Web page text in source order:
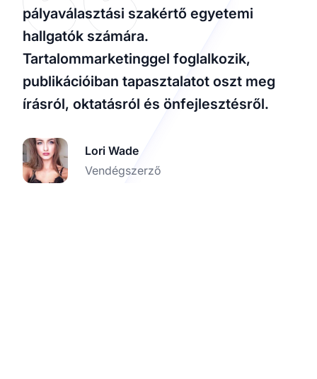
pályaválasztási szakértő egyetemi
hallgatók számára.
Tartalommarketinggel foglalkozik,
publikációiban tapasztalatot oszt meg
írásról, oktatásról és önfejlesztésről.
Lori Wade
Vendégszerző